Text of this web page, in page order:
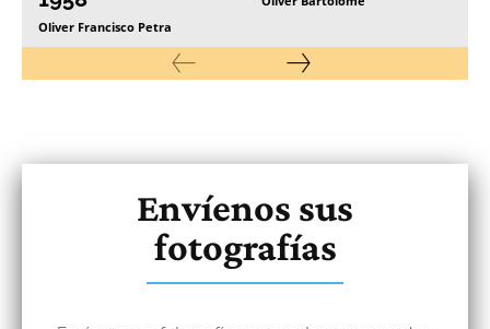
Oliver Francisco Petra
Envíenos sus
fotografías